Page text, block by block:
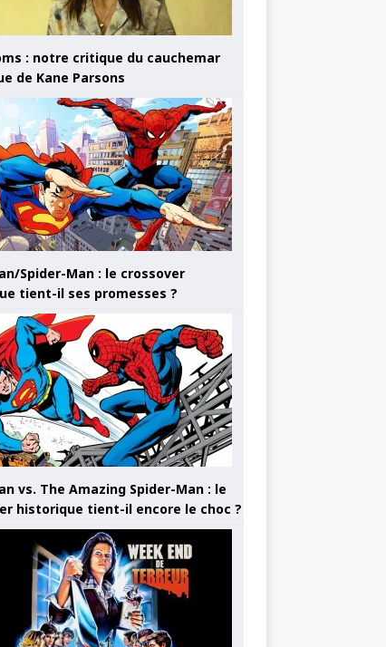
: notre critique du cauchemar
de Kane Parsons
Spider-Man : le crossover
tient-il ses promesses ?
vs. The Amazing Spider-Man : le
historique tient-il encore le choc ?